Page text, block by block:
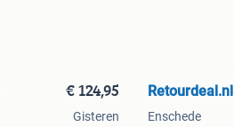
€ 124,95
Gisteren
Retourdeal.nl
Enschede